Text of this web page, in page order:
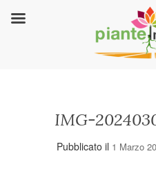
IMG-
Pubblicato il 1 Marzo